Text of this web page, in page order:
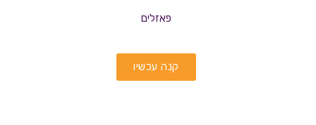
פאזלים
קנה עכשיו